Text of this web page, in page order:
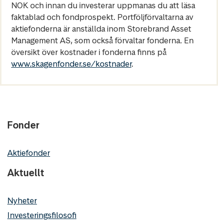
NOK och innan du investerar uppmanas du att läsa
faktablad och fondprospekt. Portföljförvaltarna av
aktiefonderna är anställda inom Storebrand Asset
Management AS, som också förvaltar fonderna. En
översikt över kostnader i fonderna finns på
www.skagenfonder.se/kostnader.
Fonder
Aktiefonder
Aktuellt
Nyheter
Investeringsfilosofi